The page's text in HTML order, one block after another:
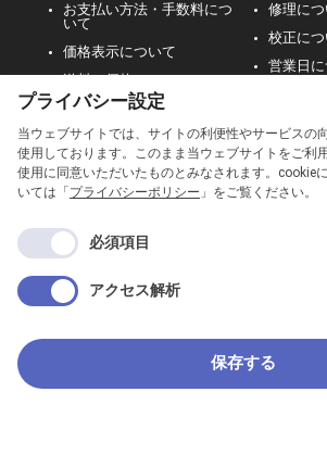
お支払い方法・手数料につ
いて
価格表示について
送料・価格について
返品・交換について
修理に
校正に
営業日
ご利用ガイドを見る
著作権について お問い合
プライバシー設定
当ウェブサイトでは、サイトの利便性やサービスの
使用しております。このまま当ウェブサイトをご利
使用に同意いただいたものとみなされます。cookie
いては「 プライバシーポリシー 」をご覧ください。
必須項目
アクセス解析
保存する